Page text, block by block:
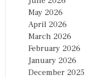
May 2026
April 2026
March 2026
February 2026
January 2026
December 2025